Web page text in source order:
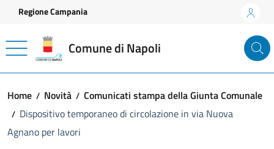
Vai ai contenuti
Vai al footer
Regione Campania
Comune di Napoli
Home Novità
Comunicati stampa della Giunta Comunale
Dispositivo temporaneo di circolazione in via Nuova
Agnano per lavori